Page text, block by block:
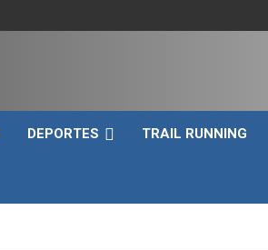
DEPORTES TRAIL RUNNING